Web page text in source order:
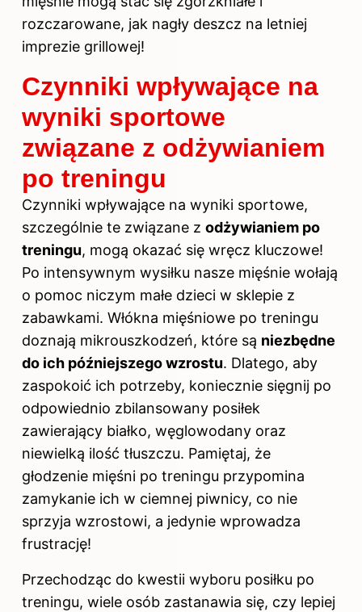
rozczarowane, jak nagły deszcz na letniej
imprezie grillowej!
Czynniki wpływające na
wyniki sportowe
związane z odżywianiem
po treningu
Czynniki wpływające na wyniki sportowe,
szczególnie te związane z odżywianiem po
treningu, mogą okazać się wręcz kluczowe!
Po intensywnym wysiłku nasze mięśnie wołają
o pomoc niczym małe dzieci w sklepie z
zabawkami. Włókna mięśniowe po treningu
doznają mikrouszkodzeń, które są niezbędne
do ich późniejszego wzrostu. Dlatego, aby
zaspokoić ich potrzeby, koniecznie sięgnij po
odpowiednio zbilansowany posiłek
zawierający białko, węglowodany oraz
niewielką ilość tłuszczu. Pamiętaj, że
głodzenie mięśni po treningu przypomina
zamykanie ich w ciemnej piwnicy, co nie
sprzyja wzrostowi, a jedynie wprowadza
frustrację!
Przechodząc do kwestii wyboru posiłku po
treningu, wiele osób zastanawia się, czy lepiej